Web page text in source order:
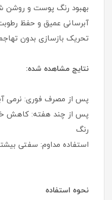
بهبود رنگ پوست و روشن
آبرسانی عمیق و حفظ
تحریک بازسازی بدون
نتایج مشاهده شده:
پس از مصرف فوری: نرمی
پس از چند هفته: کاهش
رنگ
استفاده مداوم: سفتی
نحوه استفاده